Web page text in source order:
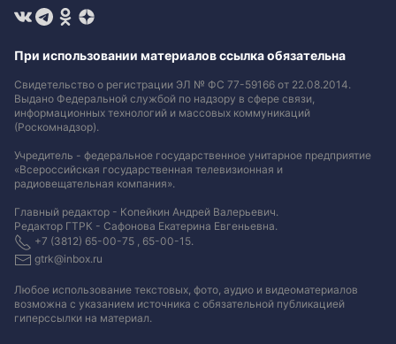
При использовании материалов ссылка обязательна
Свидетельство о регистрации ЭЛ № ФС 77-59166 от 22.08.2014.
Выдано Федеральной службой по надзору в сфере связи,
информационных технологий и массовых коммуникаций
(Роскомнадзор).
Учредитель - федеральное государственное унитарное предприятие
«Всероссийская государственная телевизионная и
радиовещательная компания».
Главный редактор - Копейкин Андрей Валерьевич.
Редактор ГТРК - Сафонова Екатерина Евгеньевна.
+7 (3812) 65-00-75 , 65-00-15.
gtrk@inbox.ru
Любое использование текстовых, фото, аудио и видеоматериалов
возможна с указанием источника с обязательной публикацией
гиперссылки на материал.